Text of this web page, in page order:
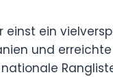
einst ein
und